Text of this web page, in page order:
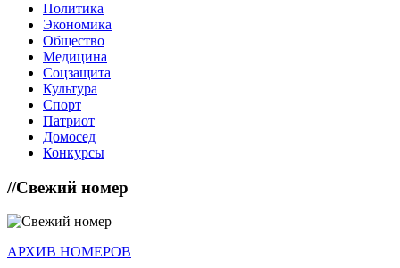
Политика
Экономика
Общество
Медицина
Соцзащита
Культура
Спорт
Патриот
Домосед
Конкурсы
//Свежий номер
АРХИВ НОМЕРОВ